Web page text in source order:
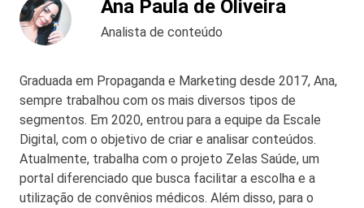
Ana Paula de Oliveira
Analista de conteúdo
Graduada em Propaganda e Marketing desde 2017, Ana,
sempre trabalhou com os mais diversos tipos de
segmentos. Em 2020, entrou para a equipe da Escale
Digital, com o objetivo de criar e analisar conteúdos.
Atualmente, trabalha com o projeto Zelas Saúde, um
portal diferenciado que busca facilitar a escolha e a
utilização de convênios médicos. Além disso, para o